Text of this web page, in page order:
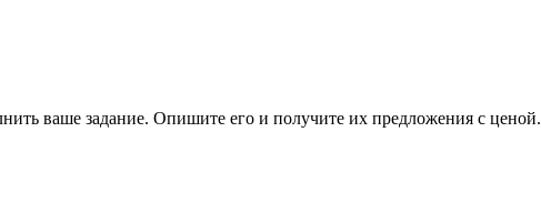
ваше задание. Опишите его и получите их предложения с ценой.